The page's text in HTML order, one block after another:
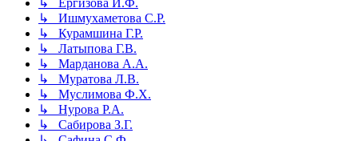
↳ Ергизова И.Ф.
↳ Ишмухаметова С.Р.
↳ Курамшина Г.Р.
↳ Латыпова Г.В.
↳ Марданова А.А.
↳ Муратова Л.В.
↳ Муслимова Ф.Х.
↳ Нурова Р.А.
↳ Сабирова З.Г.